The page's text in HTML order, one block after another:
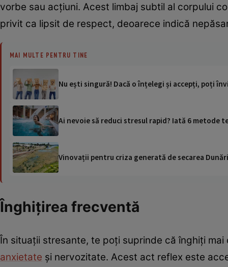
vorbe sau acțiuni. Acest limbaj subtil al corpului
privit ca lipsit de respect, deoarece indică
MAI MULTE PENTRU TINE
Nu ești singură! Dacă o înțelegi și accepți, poți
Ai nevoie să reduci stresul rapid? Iată 6 metode
Vinovații pentru criza generată de secarea
Înghițirea frecventă
În situații stresante, te poţi suprinde că înghiţi
anxietate şi nervozitate. Acest act reflex este